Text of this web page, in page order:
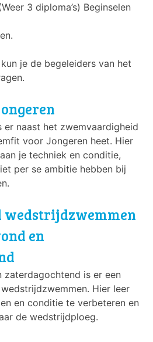
3 diploma’s) Beginselen
je de begeleiders van het
er naast het zwemvaardigheid
voor Jongeren heet. Hier
je techniek en conditie,
per se ambitie hebben bij
wedstrijdzwemmen
en
zaterdagochtend is er een
Hier leer
en conditie te verbeteren en
de wedstrijdploeg.